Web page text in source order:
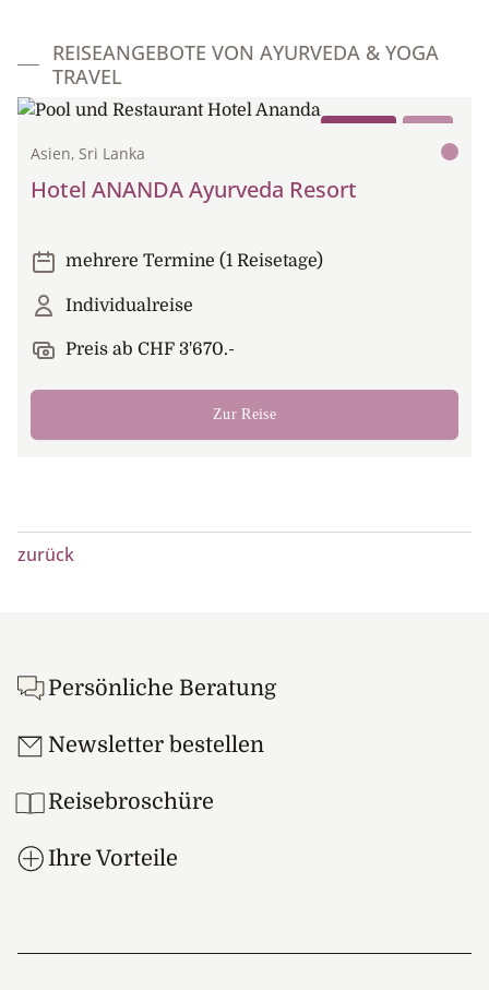
REISEANGEBOTE VON AYURVEDA & YOGA
TRAVEL
Ayurveda Hotel
Asien, Sri Lanka
Hotel ANANDA Ayurveda Resort
mehrere Termine (1 Reisetage)
Individualreise
Preis ab CHF 3'670.-
Zur Reise
zurück
Persönliche Beratung
Newsletter bestellen
Reisebroschüre
Ihre Vorteile